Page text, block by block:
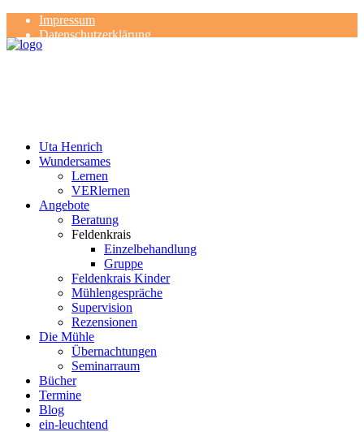
Impressum
Datenschutzerklärung
Kontakt
Uta Henrich
Wundersames
Lernen
VERlernen
Angebote
Beratung
Feldenkrais
Einzelbehandlung
Gruppe
Feldenkrais Kinder
Mühlengespräche
Supervision
Rezensionen
Die Mühle
Übernachtungen
Seminarraum
Bücher
Termine
Blog
ein-leuchtend